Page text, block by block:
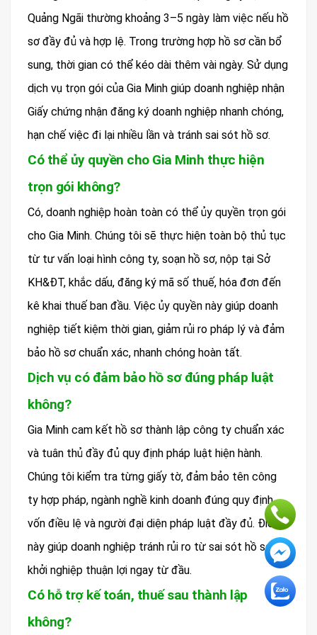
Quảng Ngãi thường khoảng 3–5 ngày làm việc nếu hồ
sơ đầy đủ và hợp lệ. Trong trường hợp hồ sơ cần bổ
sung, thời gian có thể kéo dài thêm vài ngày. Sử dụng
dịch vụ trọn gói của Gia Minh giúp doanh nghiệp nhận
Giấy chứng nhận đăng ký doanh nghiệp nhanh chóng,
hạn chế việc đi lại nhiều lần và tránh sai sót hồ sơ.
Có thể ủy quyền cho Gia Minh thực hiện
trọn gói không?
Có, doanh nghiệp hoàn toàn có thể ủy quyền trọn gói
cho Gia Minh. Chúng tôi sẽ thực hiện toàn bộ thủ tục
từ tư vấn loại hình công ty, soạn hồ sơ, nộp tại Sở
KH&ĐT, khắc dấu, đăng ký mã số thuế, hóa đơn đến
kê khai thuế ban đầu. Việc ủy quyền này giúp doanh
nghiệp tiết kiệm thời gian, giảm rủi ro pháp lý và đảm
bảo hồ sơ chuẩn xác, nhanh chóng hoàn tất.
Dịch vụ có đảm bảo hồ sơ đúng pháp luật
không?
Gia Minh cam kết hồ sơ thành lập công ty chuẩn xác
và tuân thủ đầy đủ quy định pháp luật hiện hành.
Chúng tôi kiểm tra từng giấy tờ, đảm bảo tên công
ty hợp pháp, ngành nghề kinh doanh đúng quy định,
vốn điều lệ và người đại diện pháp luật đầy đủ. Điều
này giúp doanh nghiệp tránh rủi ro từ sai sót hồ sơ và
khởi nghiệp thuận lợi ngay từ đầu.
Có hỗ trợ kế toán, thuế sau thành lập
không?